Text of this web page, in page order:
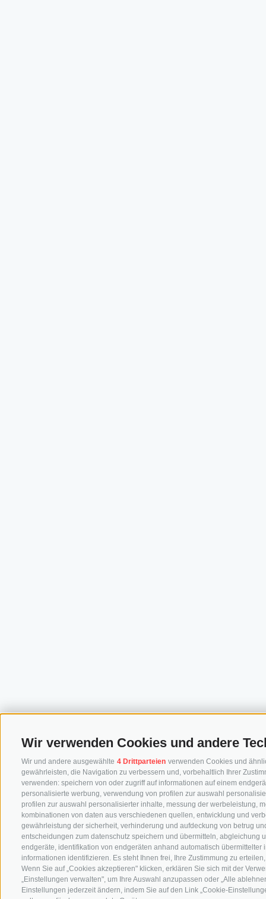
Wir verwenden Cookies und andere
Wir und andere ausgewählte 4 Drittparteien verwenden Cookies und
gewährleisten, die Navigation zu verbessern und, vorbehaltlich Ihrer
verwenden: speichern von oder zugriff auf informationen auf einem
personalisierte werbung, verwendung von profilen zur auswahl
profilen zur auswahl personalisierter inhalte, messung der werbeleistung,
kombinationen von daten aus verschiedenen quellen, entwicklung und
gewährleistung der sicherheit, verhinderung und aufdeckung von betrug
entscheidungen zum datenschutz speichern und übermitteln,
endgeräte, identifikation von endgeräten anhand automatisch
informationen identifizieren. Es steht Ihnen frei, Ihre Zustimmung zu
Wenn Sie auf „Cookies akzeptieren" klicken, erklären Sie sich mit der
„Einstellungen verwalten", um Ihre Auswahl anzupassen oder „Alle
Einstellungen jederzeit ändern, indem Sie auf den Link „Cookie-